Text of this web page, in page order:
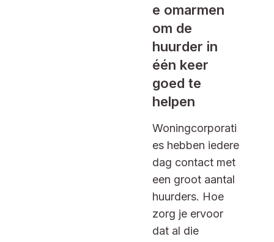
e omarmen
om de
huurder in
één keer
goed te
helpen
Woningcorporati
es hebben iedere
dag contact met
een groot aantal
huurders. Hoe
zorg je ervoor
dat al die